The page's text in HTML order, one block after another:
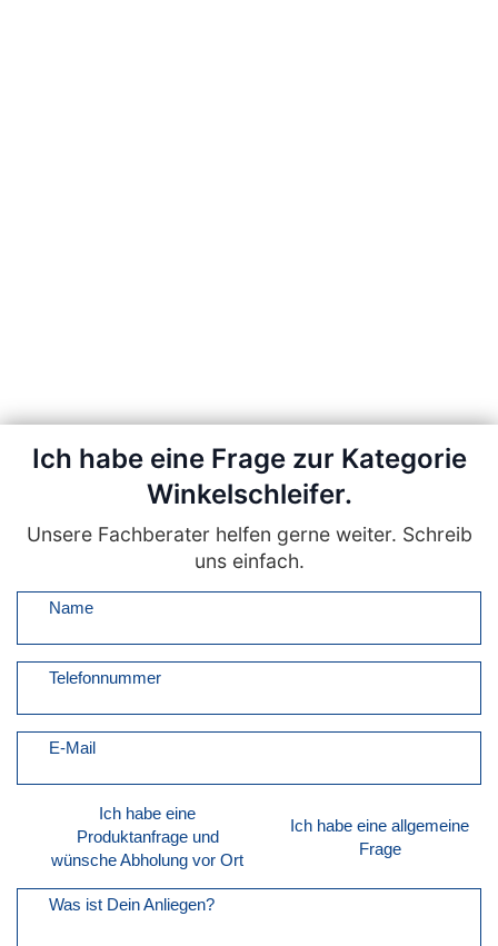
Ich habe eine Frage zur Kategorie
Winkelschleifer.
Unsere Fachberater helfen gerne weiter. Schreib
uns einfach.
Name
Telefonnummer
E-Mail
Ich habe eine
Produktanfrage und
wünsche Abholung vor Ort
Ich habe eine allgemeine
Frage
Was ist Dein Anliegen?